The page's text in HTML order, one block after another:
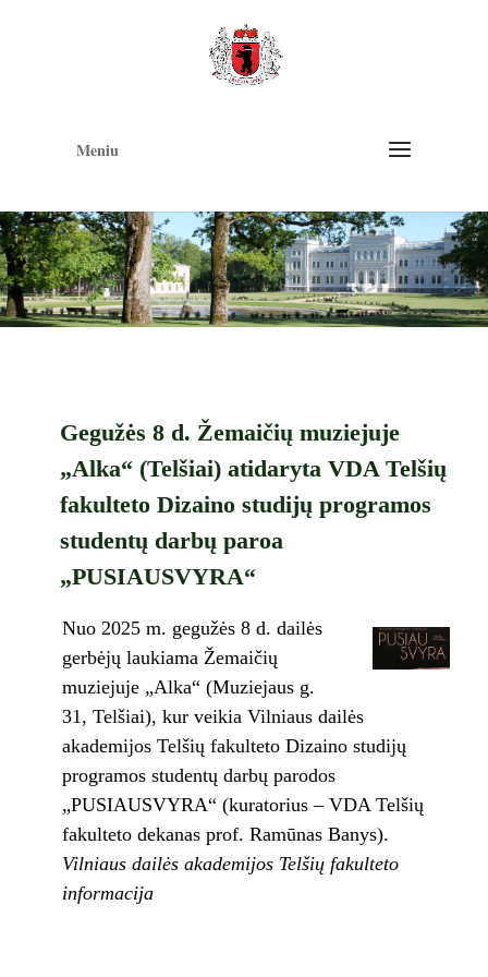
Meniu
Gegužės 8 d. Žemaičių muziejuje
„Alka“ (Telšiai) atidaryta VDA Telšių
fakulteto Dizaino studijų programos
studentų darbų paroa
„PUSIAUSVYRA“
Nuo 2025 m. gegužės 8 d. dailės
gerbėjų laukiama Žemaičių
muziejuje „Alka“ (Muziejaus g.
31, Telšiai), kur veikia Vilniaus dailės
akademijos Telšių fakulteto Dizaino studijų
programos studentų darbų parodos
„PUSIAUSVYRA“ (kuratorius – VDA Telšių
fakulteto dekanas prof. Ramūnas Banys).
Vilniaus dailės akademijos Telšių fakulteto
informacija